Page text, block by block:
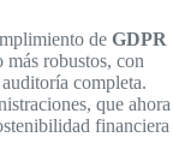
de GDPR
más robustos, con
completa.
que ahora
financiera